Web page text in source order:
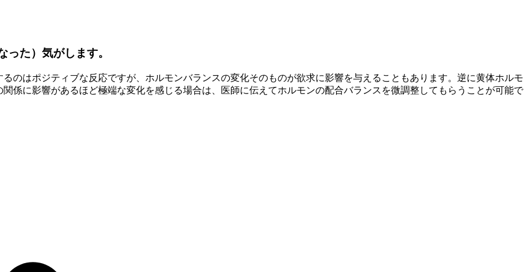
た）気がします。
のはポジティブな反応ですが、ホルモンバランスの変化そのものが欲求に影響を与えることもあります。逆に黄体ホルモ
係に影響があるほど極端な変化を感じる場合は、医師に伝えてホルモンの配合バランスを微調整してもらうことが可能で